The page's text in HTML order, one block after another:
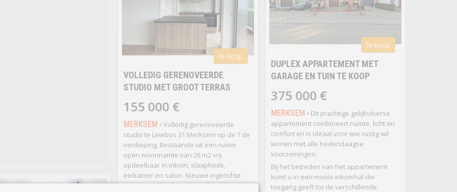
te koop
VOLLEDIG GERENOVEERDE
STUDIO MET GROOT TERRAS
155 000 €
MERKSEM • Volledig gerenoveerde
studio te Leiebos 31 Merksem op de 7 de
verdieping. Bestaande uit een ruime
open woonruimte van 26 m2 vrij
opdeelbaar in inkom, slaaphoek,
eetkamer en salon. Nieuwe ingerichte
ruime open keuken en badkamer met
te koop
DUPLEX APPARTEMENT MET
GARAGE EN TUIN TE KOOP
375 000 €
MERKSEM • Dit prachtige gelijkvloerse
appartement combineert ruimte, licht en
comfort en is ideaal voor wie rustig wil
wonen met alle hedendaagse
voorzieningen.
Bij het betreden van het appartement
komt u in een mooie inkomhal die
toegang geeft tot de verschillende